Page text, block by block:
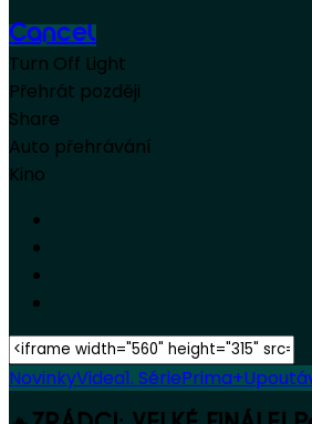
Cancel
Turn Off Light
Přehrát později
Share
Auto přehrávání
Kino
NovinkyVidea1. SériePrima+